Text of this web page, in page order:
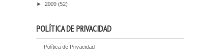
► 2009 (52)
POLÍTICA DE PRIVACIDAD
Política de Privacidad